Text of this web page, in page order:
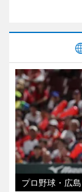
プロ野球・広